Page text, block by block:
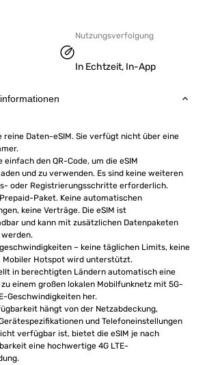
Nutzungsverfolgung
In Echtzeit, In-App
reine Daten-eSIM. Sie verfügt nicht über eine
einfach den QR-Code, um die eSIM
und zu verwenden. Es sind keine weiteren
oder Registrierungsschritte erforderlich.
Paket. Keine automatischen
keine Verträge. Die eSIM ist
und kann mit zusätzlichen Datenpaketen
– keine täglichen Limits, keine
Mobiler Hotspot wird unterstützt.
in berechtigten Ländern automatisch eine
einem großen lokalen Mobilfunknetz mit 5G-
Geschwindigkeiten her.
hängt von der Netzabdeckung,
und Telefoneinstellungen
verfügbar ist, bietet die eSIM je nach
eine hochwertige 4G LTE-